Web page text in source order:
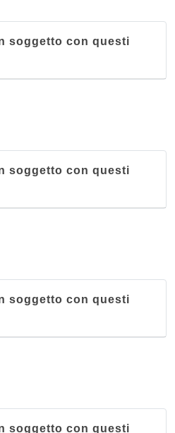
soggetto con questi
soggetto con questi
soggetto con questi
soggetto con questi